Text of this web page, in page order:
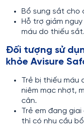
Bổ sung sắt cho
Hỗ trợ giảm
máu do thiếu sắt.
Đối tượng sử
khỏe Avisure
Trẻ bị thiếu máu
niêm mạc nhợt,
cân.
Trẻ em đang
thì có nhu cầu